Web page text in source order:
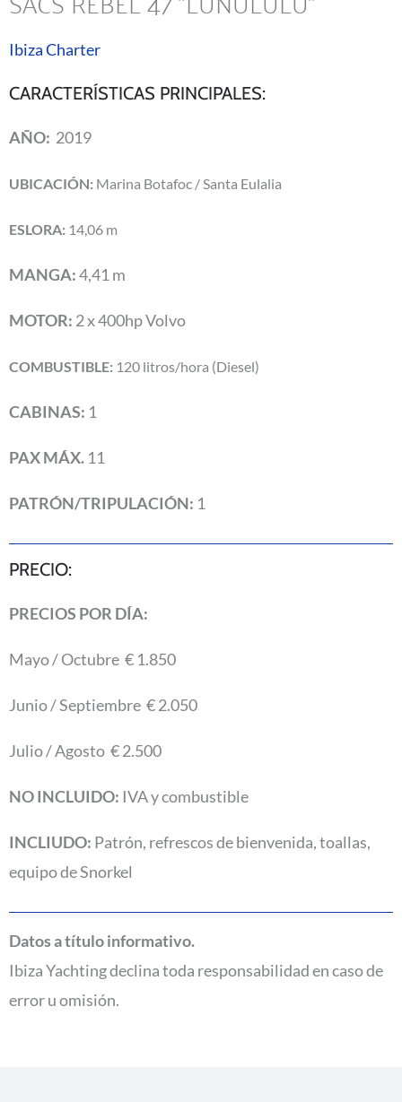
Ibiza Charter
CARACTERÍSTICAS PRINCIPALES:
AÑO: 2019
UBICACIÓN: Marina Botafoc / Santa Eulalia
ESLORA: 14,06 m
MANGA:4,41 m
MOTOR: 2 x 400hp Volvo
COMBUSTIBLE: 120 litros/hora (Diesel)
CABINAS: 1
PAX MÁX. 11
PATRÓN/TRIPULACIÓN: 1
PRECIO:
PRECIOS POR DÍA:
Mayo / Octubre € 1.850
Junio / Septiembre € 2.050
Julio / Agosto € 2.500
NO INCLUIDO: IVA y combustible
INCLIUDO: Patrón, refrescos de bienvenida, toallas,
equipo de Snorkel
Datos a título informativo.
Ibiza Yachting declina toda responsabilidad en caso de
error u omisión.